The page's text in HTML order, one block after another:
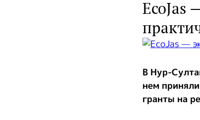
EcoJas
В Нур-
нем
гранты на